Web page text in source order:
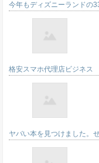
今年もディズニーランドの
格安スマホ代理店ビジネス
ヤバい本を見つけました。